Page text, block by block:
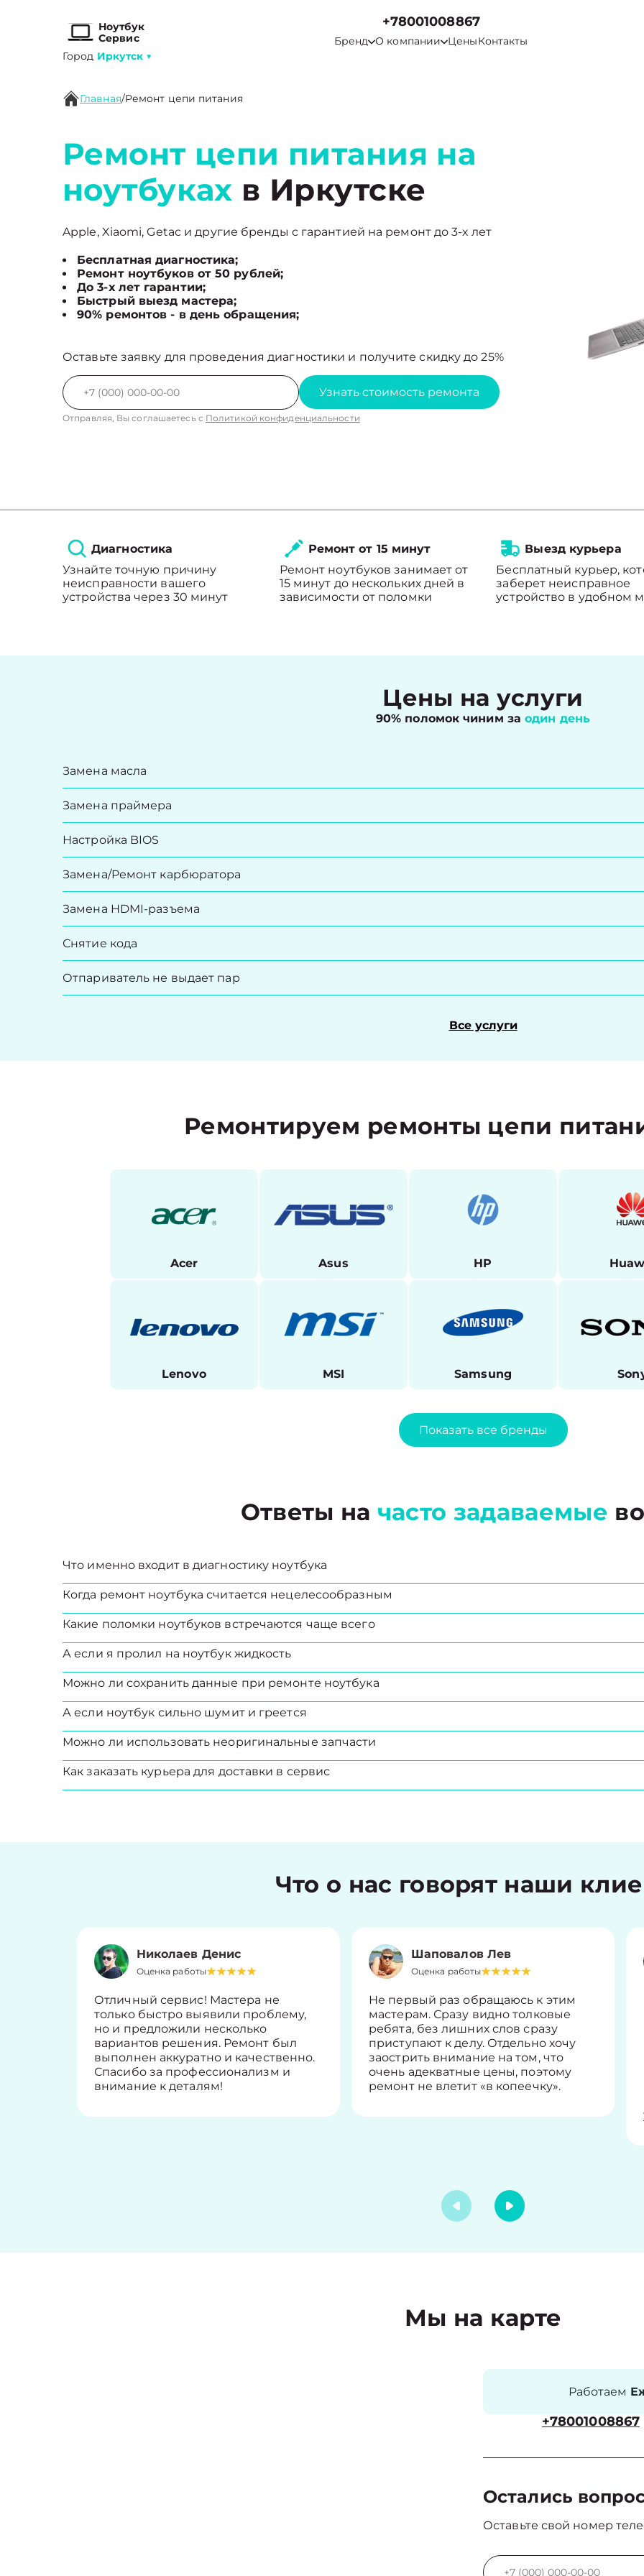
Ноутбук
Сервис
Город Иркутск ▼
+78001008867
Бренд О компании ЦеныКонтакты
Главная/Ремонт цепи питания
Ремонт цепи питания на
ноутбуках в Иркутске
Apple, Xiaomi, Getac и другие бренды с гарантией на ремонт до 3-х лет
Бесплатная диагностика;
Ремонт ноутбуков от 50 рублей;
До 3-х лет гарантии;
Быстрый выезд мастера;
90% ремонтов - в день обращения;
Оставьте заявку для проведения диагностики и получите скидку до 25%
Узнать стоимость ремонта
Отправляя, Вы соглашаетесь с Политикой конфиденциальности
Диагностика
Узнайте точную причину
неисправности вашего
устройства через 30 минут
Ремонт от 15 минут
Ремонт ноутбуков занимает от
15 минут до нескольких дней в
зависимости от поломки
Выезд курьера
Бесплатный курьер,
заберет неисправное
устройство в удобном
Цены на услуги
90% поломок чиним заодин день
Замена масла
Замена праймера
Настройка BIOS
Замена/Pемонт карбюратора
Замена HDMI-разъема
Снятие кода
Отпариватель не выдает пар
Все услуги
Ремонтируем ремонты цепи
Acer Asus HP
Lenovo MSI Samsung
Показать все бренды
Ответы на часто задаваемые
Что именно входит в диагностику ноутбука
Когда ремонт ноутбука считается нецелесообразным
Какие поломки ноутбуков встречаются чаще всего
А если я пролил на ноутбук жидкость
Можно ли сохранить данные при ремонте ноутбука
А если ноутбук сильно шумит и греется
Можно ли использовать неоригинальные запчасти
Как заказать курьера для доставки в сервис
Что о нас говорят наши
Николаев Денис
Оценка работы
Отличный сервис! Мастера не
только быстро выявили проблему,
но и предложили несколько
вариантов решения. Ремонт был
выполнен аккуратно и качественно.
Спасибо за профессионализм и
внимание к деталям!
Шаповалов Лев
Оценка работы
Не первый раз обращаюсь к этим
мастерам. Сразу видно толковые
ребята, без лишних слов сразу
приступают к делу. Отдельно хочу
заострить внимание на том, что
очень адекватные цены, поэтому
ремонт не влетит «в копеечку».
Мы на карте
Работаем
+78001008867
Остались
Оставьте свой номер